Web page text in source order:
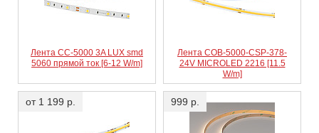
Лента CC-5000 3A LUX smd
5060 прямой ток [6-12 W/m]
Лента COB-5000-CSP-378-
24V MICROLED 2216 [11.5
W/m]
от 1 199 р. 999 р.